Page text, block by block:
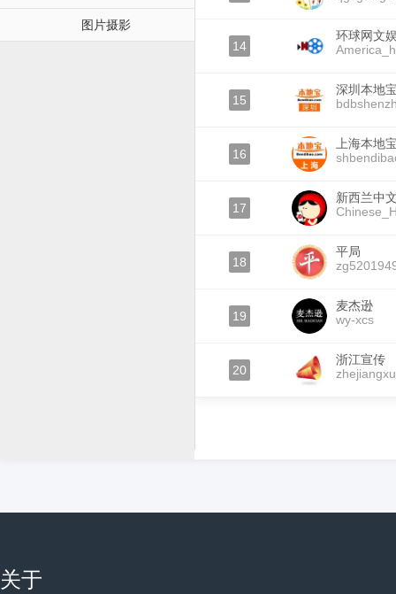
图片摄影
14
环球网文
15
深圳本地
16
上海本地
17
新西兰中
18
平局
19
麦杰逊
wy-xcs
20
浙江宣传
关于